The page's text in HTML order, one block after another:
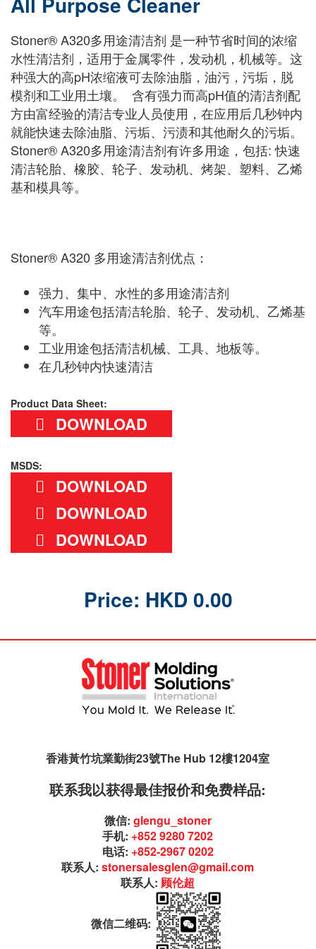
Stoner® A320多用途清洁剂 是一种节省时间的浓缩
水性清洁剂，适用于金属零件，发动机，机械等。这
种强大的高pH浓缩液可去除油脂，油污，污垢，脱
模剂和工业用土壤。 含有强力而高pH值的清洁剂配
方由富经验的清洁专业人员使用，在应用后几秒钟内
就能快速去除油脂、污垢、污渍和其他耐久的污垢。
Stoner® A320多用途清洁剂有许多用途，包括: 快速
清洁轮胎、橡胶、轮子、发动机、烤架、塑料、乙烯
基和模具等。
Stoner® A320 多用途清洁剂优点：
强力、集中、水性的多用途清洁剂
汽车用途包括清洁轮胎、轮子、发动机、乙烯基
等。
工业用途包括清洁机械、工具、地板等。
在几秒钟内快速清洁
Product Data Sheet:
DOWNLOAD
MSDS:
DOWNLOAD
DOWNLOAD
DOWNLOAD
Price: HKD 0.00
香港黃竹坑業勤街23號The Hub 12樓1204室
联系我以获得最佳报价和免费样品:
微信: glengu_stoner
手机: +852 9280 7202
电话: +852-2967 0202
联系人:stonersalesglen@gmail.com
联系人: 顾伦超
微信二维码: